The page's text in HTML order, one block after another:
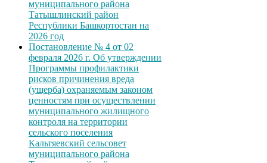
муниципального района
Татышлинский район
Республики Башкортостан на
2026 год
Постановление № 4 от 02
февраля 2026 г. Об утверждении
Программы профилактики
рисков причинения вреда
(ущерба) охраняемым законом
ценностям при осуществлении
муниципального жилищного
контроля на территории
сельского поселения
Кальтяевский сельсовет
муниципального района